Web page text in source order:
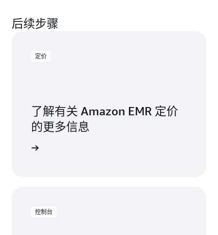
将可视化表示发布到外部控制面板。了解有关
EMR 上的 Zeppelin 的更多信息。
Admin 服务器
为 Amazon S3 设置前缀和对象级别的授权。
访问控制，并将审核事件发送到Amazon
CloudWatch Logs 。
IAM 权限来管理对 AWS 资源的访问。您可以在用
面，工程师可通过自然语言表达升级需求，同时
作负载的本地存储预置，最高可将数据处理成本
降低 20%，并防止因磁盘容量限制而导致的作业
正的弹性扩缩。EMR Serverless 支持计算资源在
后续步骤
定价
了解有关 Amazon EMR 定价
的更多信息
控制台